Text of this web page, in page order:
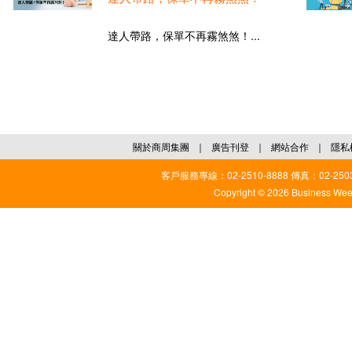
達人帶路，保單不再霧煞煞！...
關於商周集團 ｜ 廣告刊登 ｜ 網站合作 ｜ 隱私
客戶服務專線：02-2510-8888 傳真：02-
Copyright © 2026 Business